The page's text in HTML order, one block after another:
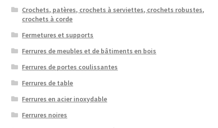
Crochets, patères, crochets à serviettes, crochets robustes,
crochets à corde
Fermetures et supports
Ferrures de meubles et de bâtiments en bois
Ferrures de portes coulissantes
Ferrures de table
Ferrures en acier inoxydable
Ferrures noires